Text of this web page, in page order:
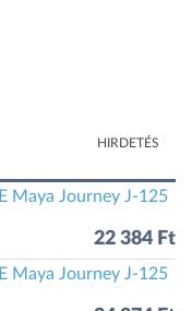
HIRDETÉS
Maya Journey J-125
22 384 Ft
Maya Journey J-125